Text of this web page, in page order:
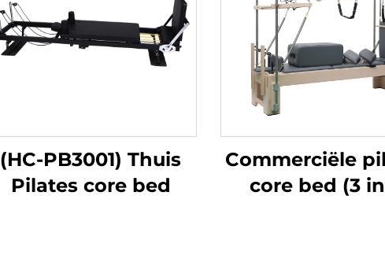
(HC-PB3001) Thuis
Pilates core bed
Commerciële
core bed (3 in